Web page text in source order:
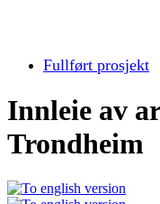
Fullført prosjekt
Innleie av
Trondheim